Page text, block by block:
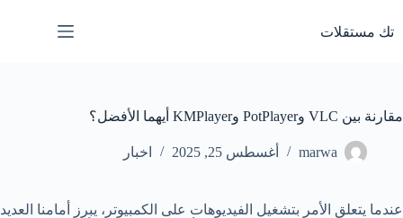
إلى
المحتوى
تك مستقلات
مقارنة بين VLC وPotPlayer وKMPlayer أيهما الأفضل؟
marwa أغسطس 25, 2025 اخبار
عندما يتعلق الأمر بتشغيل الفيديوهات على الكمبيوتر، يبرز أمامنا العديد